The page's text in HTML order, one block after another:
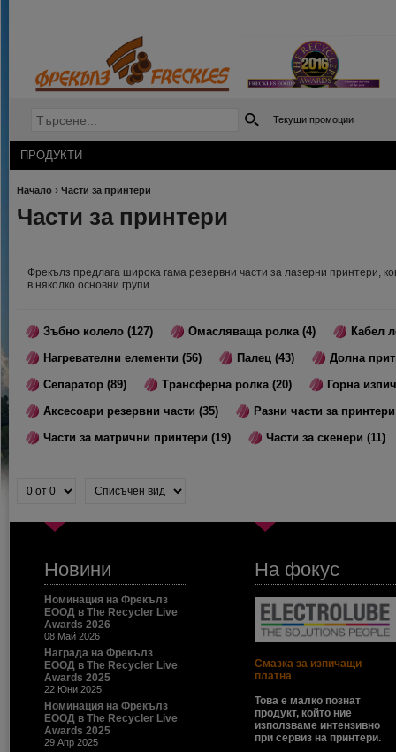
Текущи промоции
ПРОДУКТИ
Начало › Части за принтери
Части за принтери
Фрекълз предлага широка гама резервни части за лазерни принтери,
в няколко основни групи.
Зъбно колело (127) Омасляваща ролка (4)
Кабел
Нагревателни елементи (56)
Палец (43)
Долна
Сепаратор (89)
Трансферна ролка (20)
Горна
Аксесоари резервни части (35)
Разни части за
Части за матрични принтери (19)
Части за скенери (11)
Новини
Номинация на Фрекълз
ЕООД в The Recycler Live
Awards 2026
08 Май 2026
Награда на Фрекълз
ЕООД в The Recycler Live
Awards 2025
22 Юни 2025
Номинация на Фрекълз
ЕООД в The Recycler Live
Awards 2025
29 Апр 2025
На фокус
Смазка за изпичащи
платна
Това е малко познат
продукт, който ние
използваме интензивно
при сервиз на принтери.